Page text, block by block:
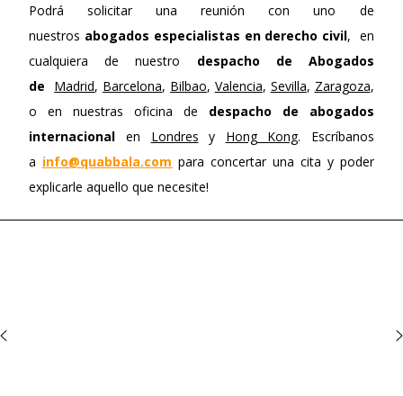
Podrá solicitar una reunión con uno de
nuestros abogados especialistas en derecho civil, en
cualquiera de nuestro despacho de Abogados
de
Madrid, Barcelona, Bilbao, Valencia, Sevilla, Zaragoza,
o en nuestras oficina de despacho de abogados
internacional en Londres y Hong Kong. Escríbanos
a info@quabbala.com para concertar una cita y poder
explicarle aquello que necesite!